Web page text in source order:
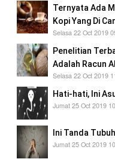
Ternyata Ada
Kopi Yang Di
Selasa 22 Oct 2019
Penelitian
Adalah Racun
Selasa 22 Oct 2019
Hati-hati, Ini
Jumat 25 Oct 2019
Ini Tanda
Jumat 25 Oct 2019